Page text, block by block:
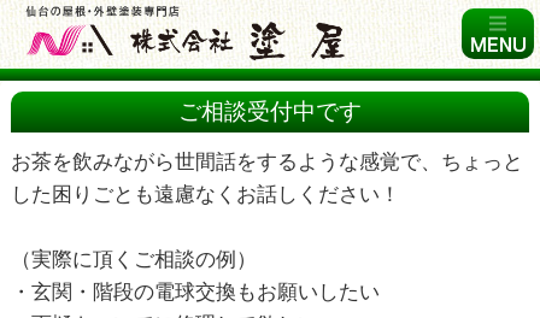
ご相談受付中です
お茶を飲みながら世間話をするような感覚で、ちょっと
した困りごとも遠慮なくお話しください！
（実際に頂くご相談の例）
・玄関・階段の電球交換もお願いしたい